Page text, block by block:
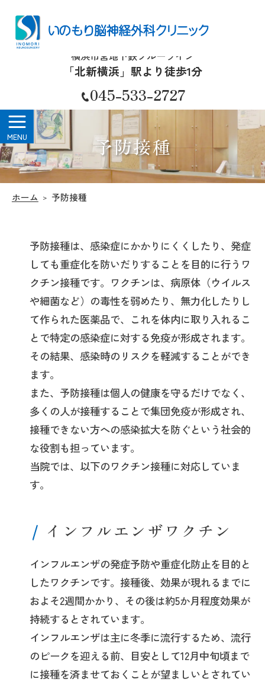
いのもり脳神経外科クリニック
横浜市営地下鉄ブルーライン
「北新横浜」駅より徒歩1分
045-533-2727
ホーム 予防接種
予防接種
予防接種は、感染症にかかりにくくしたり、発症
しても重症化を防いだりすることを目的に行うワ
クチン接種です。ワクチンは、病原体（ウイルス
や細菌など）の毒性を弱めたり、無力化したりし
て作られた医薬品で、これを体内に取り入れるこ
とで特定の感染症に対する免疫が形成されます。
その結果、感染時のリスクを軽減することができ
ます。
また、予防接種は個人の健康を守るだけでなく、
多くの人が接種することで集団免疫が形成され、
接種できない方への感染拡大を防ぐという社会的
な役割も担っています。
当院では、以下のワクチン接種に対応していま
す。
インフルエンザワクチン
インフルエンザの発症予防や重症化防止を目的と
したワクチンです。接種後、効果が現れるまでに
およそ2週間かかり、その後は約5か月程度効果が
持続するとされています。
インフルエンザは主に冬季に流行するため、流行
のピークを迎える前、目安として12月中旬頃まで
に接種を済ませておくことが望ましいとされてい